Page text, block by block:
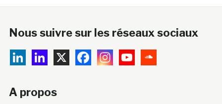
Nous suivre sur les réseaux sociaux
A propos